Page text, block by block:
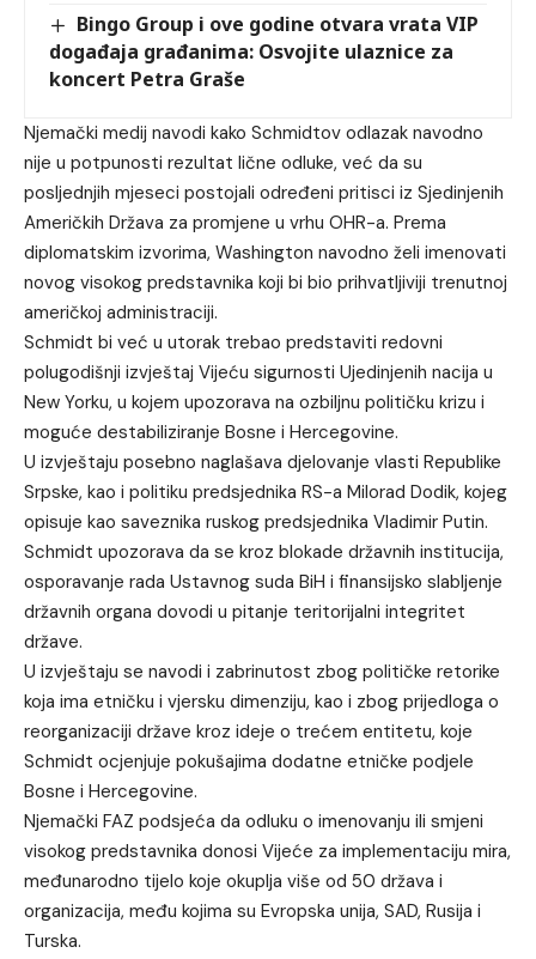
Bingo Group i ove godine otvara vrata VIP
događaja građanima: Osvojite ulaznice za
koncert Petra Graše
Njemački medij navodi kako Schmidtov odlazak navodno
nije u potpunosti rezultat lične odluke, već da su
posljednjih mjeseci postojali određeni pritisci iz Sjedinjenih
Američkih Država za promjene u vrhu OHR-a. Prema
diplomatskim izvorima, Washington navodno želi imenovati
novog visokog predstavnika koji bi bio prihvatljiviji trenutnoj
američkoj administraciji.
Schmidt bi već u utorak trebao predstaviti redovni
polugodišnji izvještaj Vijeću sigurnosti Ujedinjenih nacija u
New Yorku, u kojem upozorava na ozbiljnu političku krizu i
moguće destabiliziranje Bosne i Hercegovine.
U izvještaju posebno naglašava djelovanje vlasti Republike
Srpske, kao i politiku predsjednika RS-a Milorad Dodik, kojeg
opisuje kao saveznika ruskog predsjednika Vladimir Putin.
Schmidt upozorava da se kroz blokade državnih institucija,
osporavanje rada Ustavnog suda BiH i finansijsko slabljenje
državnih organa dovodi u pitanje teritorijalni integritet
države.
U izvještaju se navodi i zabrinutost zbog političke retorike
koja ima etničku i vjersku dimenziju, kao i zbog prijedloga o
reorganizaciji države kroz ideje o trećem entitetu, koje
Schmidt ocjenjuje pokušajima dodatne etničke podjele
Bosne i Hercegovine.
Njemački FAZ podsjeća da odluku o imenovanju ili smjeni
visokog predstavnika donosi Vijeće za implementaciju mira,
međunarodno tijelo koje okuplja više od 50 država i
organizacija, među kojima su Evropska unija, SAD, Rusija i
Turska.